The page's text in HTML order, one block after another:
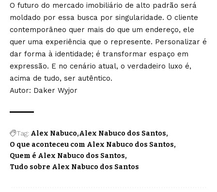
O futuro do mercado imobiliário de alto padrão será
moldado por essa busca por singularidade. O cliente
contemporâneo quer mais do que um endereço, ele
quer uma experiência que o represente. Personalizar é
dar forma à identidade; é transformar espaço em
expressão. E no cenário atual, o verdadeiro luxo é,
acima de tudo, ser autêntico.
Autor: Daker Wyjor
Tag: Alex Nabuco Alex Nabuco dos Santos
O que aconteceu com Alex Nabuco dos Santos
Quem é Alex Nabuco dos Santos
Tudo sobre Alex Nabuco dos Santos